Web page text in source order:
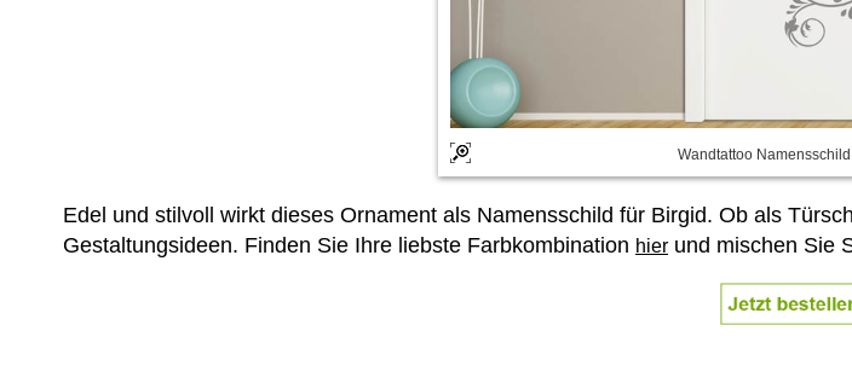
Wandtattoo
Edel und stilvoll wirkt dieses Ornament als Namensschild für Birgid. Ob als
Gestaltungsideen. Finden Sie Ihre liebste Farbkombination hier und mischen Sie